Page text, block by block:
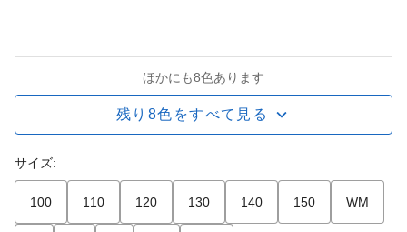
ほかにも8色あります
残り8色をすべて見る
サイズ:
100 110 120 130 140 150 WM